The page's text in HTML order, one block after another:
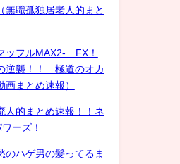
無職孤独居老人的まと
ッフルMAX2- FX！
逆襲！！ 極道のオカ
画まとめ速報）
人的まとめ速報！！ネ
ーズ！
のハゲ男の髪ってるま